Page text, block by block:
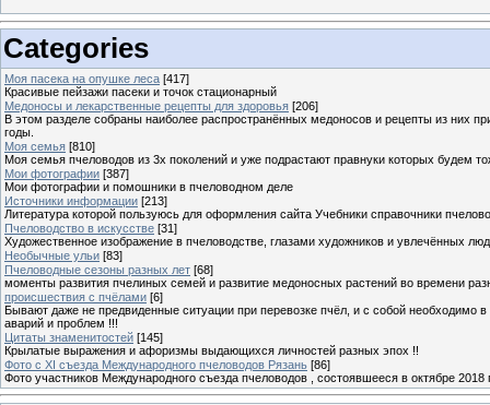
Categories
Моя пасека на опушке леса [417]
Красивые пейзажи пасеки и точок стационарный
Медоносы и лекарственные рецепты для здоровья [206]
В этом разделе собраны наиболее распространённых медоносов и рецепты из них
годы.
Моя семья [810]
Моя семья пчеловодов из 3х поколений и уже подрастают правнуки которых будем
Мои фотографии [387]
Мои фотографии и помошники в пчеловодном деле
Источники информации [213]
Литература которой пользуюсь для оформления сайта Учебники справочники
Пчеловодство в искусстве [31]
Художественное изображение в пчеловодстве, глазами художников и увлечённых
Необычные ульи [83]
Пчеловодные сезоны разных лет [68]
моменты развития пчелиных семей и развитие медоносных растений во времени
происшествия с пчёлами [6]
Бывают даже не предвиденные ситуации при перевозке пчёл, и с собой необходимо
аварий и проблем !!!
Цитаты знаменитостей [145]
Крылатые выражения и афоризмы выдающихся личностей разных эпох !!
Фото с XI съезда Международного пчеловодов Рязань [86]
Фото участников Международного съезда пчеловодов , состоявшееся в октябре 2018